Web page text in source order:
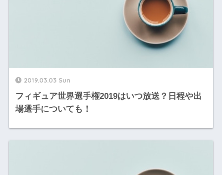
2019.03.03 Sun
フィギュア世界選手権2019はいつ放送？日程や出
場選手についても！